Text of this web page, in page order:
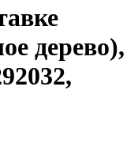
дерево),